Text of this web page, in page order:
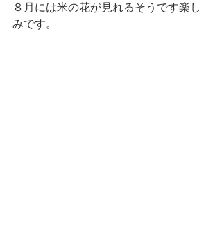
８月には米の花が見れるそうです楽し
みです。